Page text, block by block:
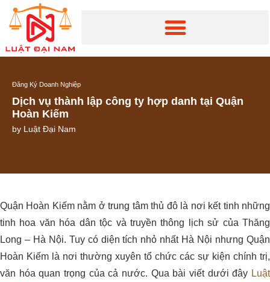
Đăng Ký Doanh Nghiệp
Dịch vụ thành lập công ty hợp danh tại Quận
Hoàn Kiếm
by Luật Đại Nam
Quận Hoàn Kiếm nằm ở trung tâm thủ đô là nơi kết tinh những
tinh hoa văn hóa dân tộc và truyền thông lịch sử của Thăng
Long – Hà Nội. Tuy có diện tích nhỏ nhất Hà Nội nhưng Quận
Hoàn Kiếm là nơi thường xuyên tổ chức các sự kiện chính trị,
văn hóa quan trọng của cả nước. Qua bài viết dưới đây Luật